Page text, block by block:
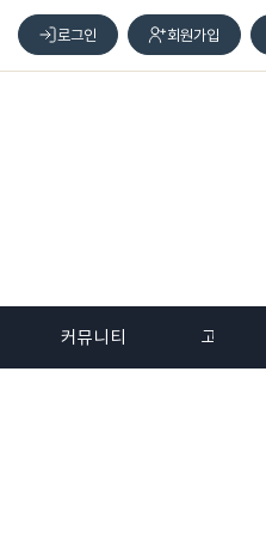
로그인 회원가입
커뮤니티 고객 센터